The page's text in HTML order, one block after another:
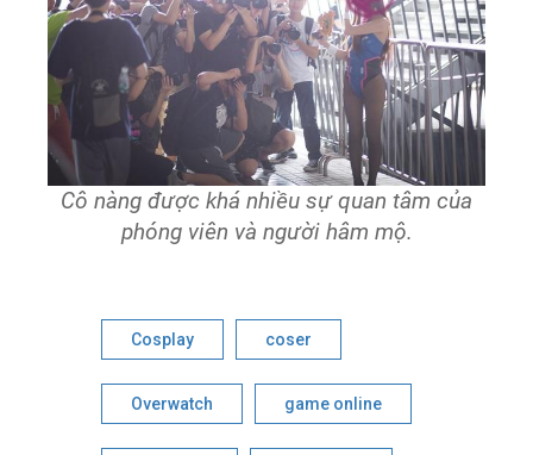
Cô nàng được khá nhiều sự quan tâm của
phóng viên và người hâm mộ.
Cosplay coser
Overwatch game online